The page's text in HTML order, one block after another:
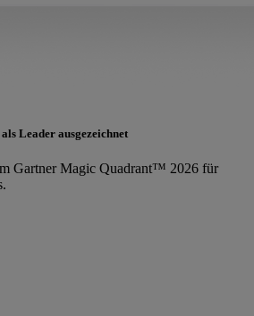
Leader ausgezeichnet
Gartner Magic Quadrant™ 2026 für